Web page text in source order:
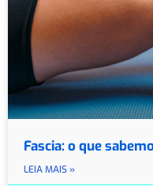
Fascia: o que
LEIA MAIS »